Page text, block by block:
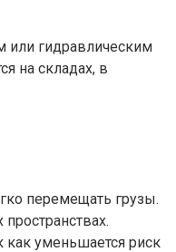
или гидравлическим
на складах, в
перемещать грузы.
уменьшается риск